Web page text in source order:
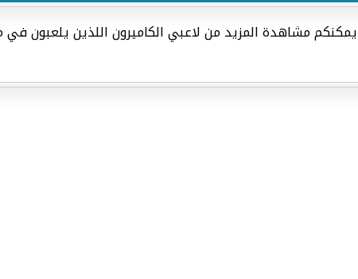
مشاهدة المزيد من لاعبي الكاميرون اللذين يلعبون